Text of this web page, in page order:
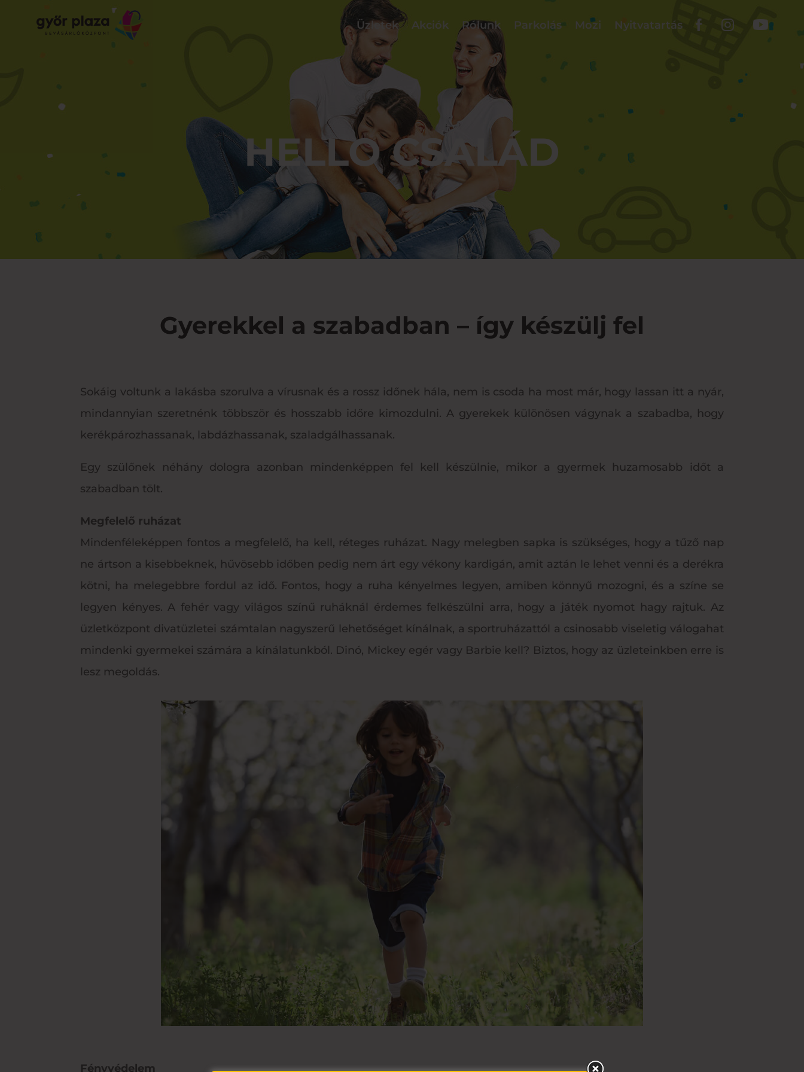
Üzletek Akciók Rólunk Parkolás Mozi Nyitvatartás
HELLO CSALÁD
Gyerekkel a szabadban – így készülj fel
Sokáig voltunk a lakásba szorulva a vírusnak és a rossz időnek hála, nem is csoda ha most már, hogy lassan itt a nyár,
mindannyian szeretnénk többször és hosszabb időre kimozdulni. A gyerekek különösen vágynak a szabadba, hogy
kerékpározhassanak, labdázhassanak, szaladgálhassanak.
Egy szülőnek néhány dologra azonban mindenképpen fel kell készülnie, mikor a gyermek huzamosabb időt a
szabadban tölt.
Megfelelő ruházat
Mindenféleképpen fontos a megfelelő, ha kell, réteges ruházat. Nagy melegben sapka is szükséges, hogy a tűző nap
ne ártson a kisebbeknek, hűvösebb időben pedig nem árt egy vékony kardigán, amit aztán le lehet venni és a derékra
kötni, ha melegebbre fordul az idő. Fontos, hogy a ruha kényelmes legyen, amiben könnyű mozogni, és a színe se
legyen kényes. A fehér vagy világos színű ruháknál érdemes felkészülni arra, hogy a játék nyomot hagy rajtuk. Az
üzletközpont divatüzletei számtalan nagyszerű lehetőséget kínálnak, a sportruházattól a csinosabb viseletig válogahat
mindenki gyermekei számára a kínálatunkból. Dinó, Mickey egér vagy Barbie kell? Biztos, hogy az üzleteinkben erre is
lesz megoldás.
Fényvédelem